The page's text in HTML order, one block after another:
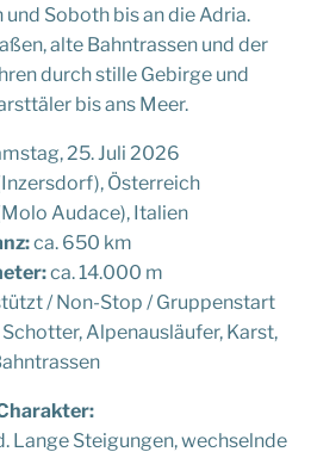
Soboth bis an die Adria.
alte Bahntrassen und der
durch stille Gebirge und
bis ans Meer.
25. Juli 2026
Österreich
Audace), Italien
ca. 650 km
ca. 14.000 m
/ Non-Stop / Gruppenstart
Alpenausläufer, Karst,
Lange Steigungen, wechselnde